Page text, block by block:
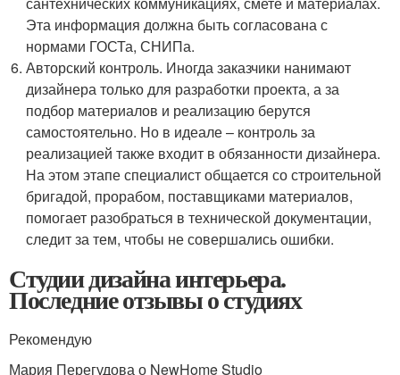
Эта информация должна быть согласована с
нормами ГОСТа, СНИПа.
Авторский контроль. Иногда заказчики нанимают
дизайнера только для разработки проекта, а за
подбор материалов и реализацию берутся
самостоятельно. Но в идеале – контроль за
реализацией также входит в обязанности дизайнера.
На этом этапе специалист общается со строительной
бригадой, прорабом, поставщиками материалов,
помогает разобраться в технической документации,
следит за тем, чтобы не совершались ошибки.
Студии дизайна интерьера.
Последние отзывы о студиях
Рекомендую
Мария Перегудова о NewHome Studio